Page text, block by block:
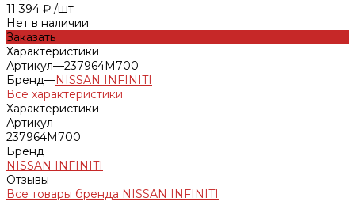
11 394 ₽ /шт
Нет в наличии
Заказать
Характеристики
Артикул—237964M700
Бренд—NISSAN INFINITI
Все характеристики
Характеристики
Артикул
237964M700
Бренд
NISSAN INFINITI
Отзывы
Все товары бренда NISSAN INFINITI